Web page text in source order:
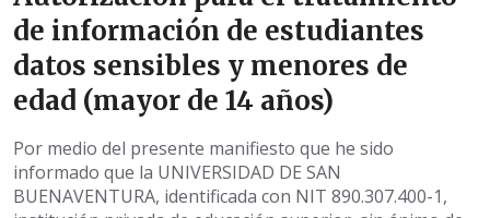
de información de estudiantes
datos sensibles y menores de
edad (mayor de 14 años)
Por medio del presente manifiesto que he sido
informado que la UNIVERSIDAD DE SAN
BUENAVENTURA, identificada con NIT 890.307.400-1,